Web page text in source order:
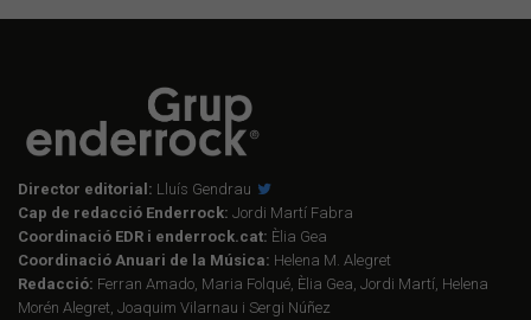
Director editorial: Lluís Gendrau
Cap de redacció Enderrock: Jordi Martí Fabra
Coordinació EDR i enderrock.cat: Èlia Gea
Coordinació Anuari de la Música: Helena M. Alegret
Redacció: Ferran Amado, Maria Folqué, Èlia Gea, Jordi Martí, Helena
Morén Alegret, Joaquim Vilarnau i Sergi Núñez